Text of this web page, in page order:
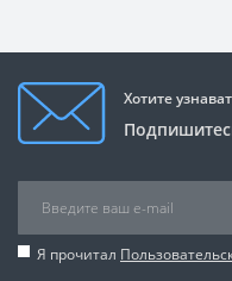
Хотите
Я прочитал